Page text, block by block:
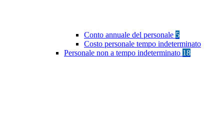
Conto annuale del personale 5
Costo personale tempo indeterminato
Personale non a tempo indeterminato 18